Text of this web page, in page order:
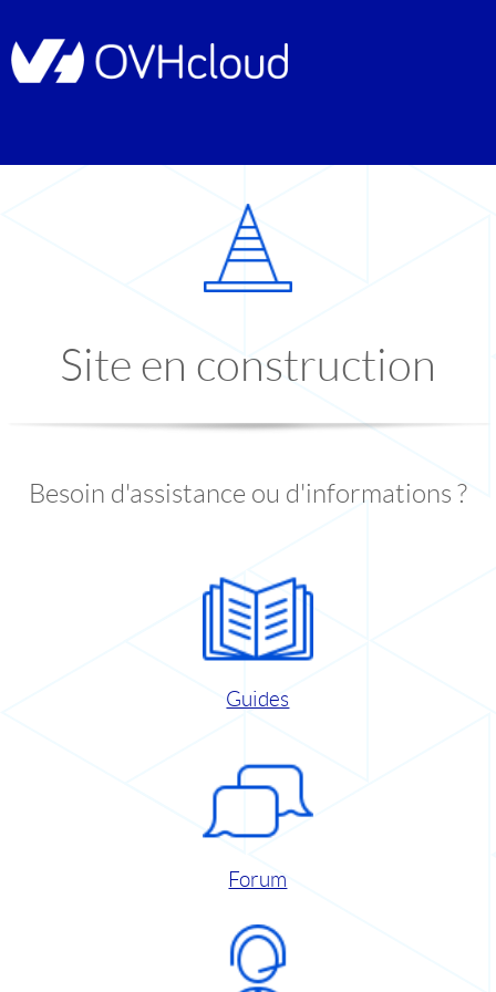
Site en construction
Besoin d'assistance ou d'informations ?
Guides
Forum